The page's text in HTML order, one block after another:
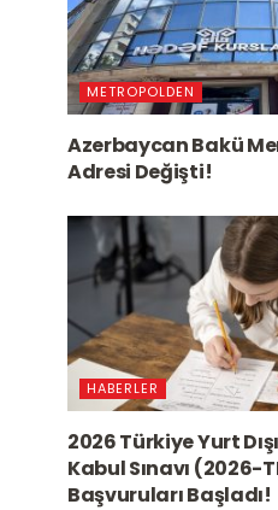
METROPOLDEN
Azerbaycan Bakü
Adresi Değişti!
HABERLER
2026 Türkiye Yurt
Kabul Sınavı (2026-
Başvuruları Başladı!